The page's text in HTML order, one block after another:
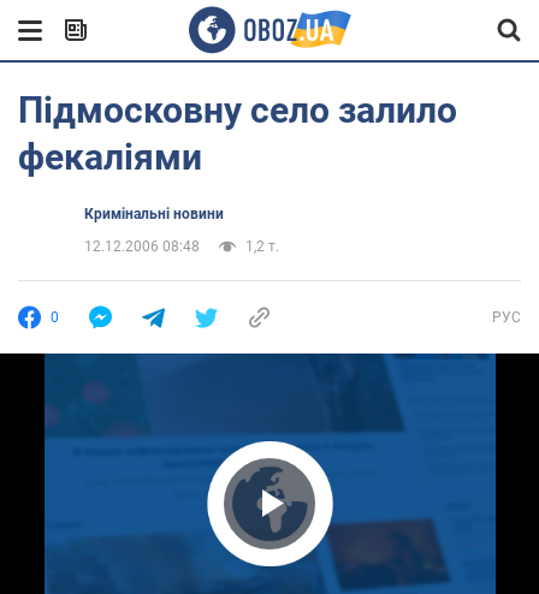
Підмосковну село залило
фекаліями
Кримінальні новини
12.12.2006 08:48
1,2 т.
0 РУС
Play Video